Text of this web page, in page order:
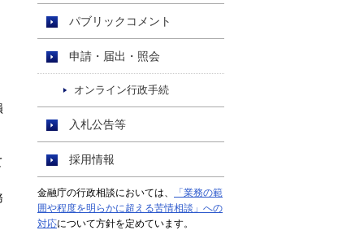
パブリックコメント
申請・届出・照会
オンライン行政手続
入札公告等
採用情報
金融庁の行政相談においては、
「業務の範
囲や程度を明らかに超える苦情相談」への
対応について方針を定めています。